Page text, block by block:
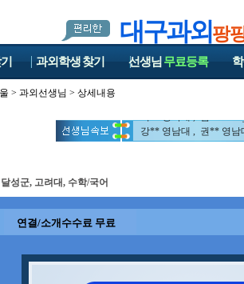
대구과외팡
과외학생찾기 선생님 무료등록
> 과외선생님 > 상세내용
강** 영남대 , 권** 영남
이** 경북대 , 김**
달성군, 고려대, 수학/국어
연결/소개수수료 무료